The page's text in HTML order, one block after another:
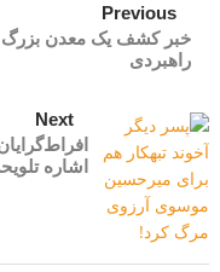
را می‌گیرد
Previous
خبر کشف یک معدن بزرگ
راهبردی
Next
اشاره